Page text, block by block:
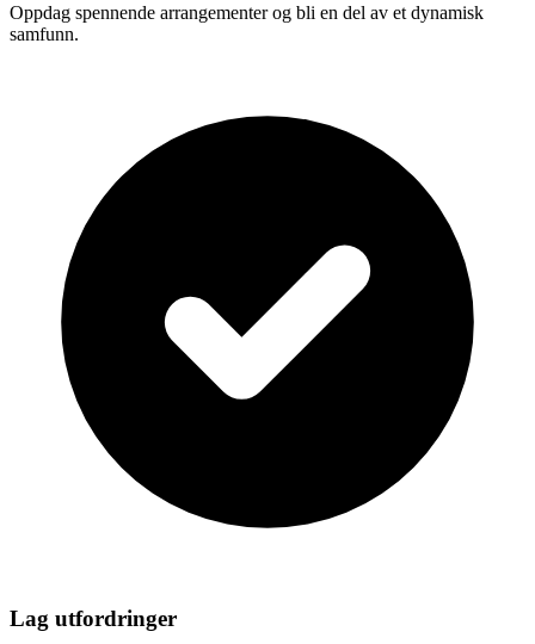
Oppdag spennende arrangementer og bli en del av et dynamisk
samfunn.
Lag utfordringer